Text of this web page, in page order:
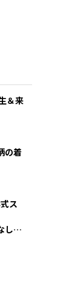
の着
ス
しに